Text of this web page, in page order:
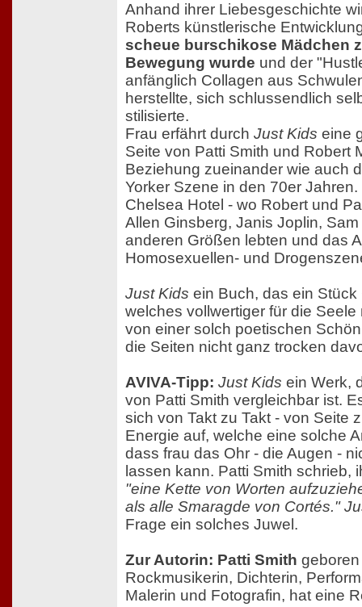
Anhand ihrer Liebesgeschichte
Roberts künstlerische
scheue burschikose Mädchen
Bewegung wurde und der
anfänglich Collagen aus
herstellte, sich schlussendlich
stilisierte.
Frau erfährt durch Just Kids eine
Seite von Patti Smith und Robert
Beziehung zueinander wie auch
Yorker Szene in den 70er
Chelsea Hotel - wo Robert und
Allen Ginsberg, Janis Joplin,
anderen Größen lebten und das
Homosexuellen- und
Just Kids ein Buch, das ein
welches vollwertiger für die
von einer solch poetischen
die Seiten nicht ganz trocken
AVIVA-Tipp: Just Kids ein Werk,
von Patti Smith vergleichbar ist.
sich von Takt zu Takt - von Seite
Energie auf, welche eine solche
dass frau das Ohr - die Augen -
lassen kann. Patti Smith schrieb,
"eine Kette von Worten
als alle Smaragde von Cortés."
Frage ein solches Juwel.
Zur Autorin: Patti Smith
Rockmusikerin, Dichterin,
Malerin und Fotografin, hat eine